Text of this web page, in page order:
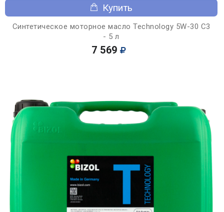
Купить
Синтетическое моторное масло Technology 5W-30 C3
- 5 л
7 569